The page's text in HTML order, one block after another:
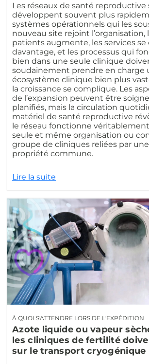
Les réseaux de santé reproductive
développent souvent plus
systèmes opérationnels qui les
nouveau site rejoint l’organisation,
patients augmente, les services
davantage, et les processus qui
bien dans une seule clinique
soudainement prendre en charge
écosystème clinique bien plus
la croissance se complique. Les
de l’expansion peuvent être
planifiés, mais la circulation
matériel de santé reproductive
le réseau fonctionne
seule et même organisation ou
groupe de cliniques reliées par
propriété commune.
Lire la suite
À QUOI S'ATTENDRE LORS DE L'EXPÉDITION
Azote liquide ou vapeur
les cliniques de fertilité
sur le transport cryogénique